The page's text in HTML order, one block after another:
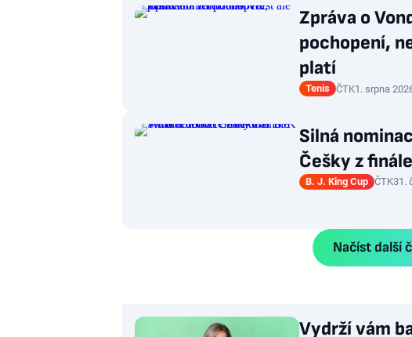
Zpráva o
pochopení,
platí
Tenis ČTK1. srpna
Silná
Češky z
B. J. King Cup ČTK31.
Načíst další
Vydrží vám